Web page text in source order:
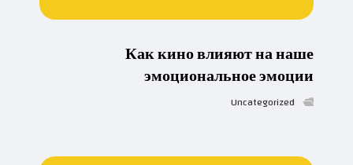
Как кино влияют на наше
эмоциональное эмоции
Uncategorized